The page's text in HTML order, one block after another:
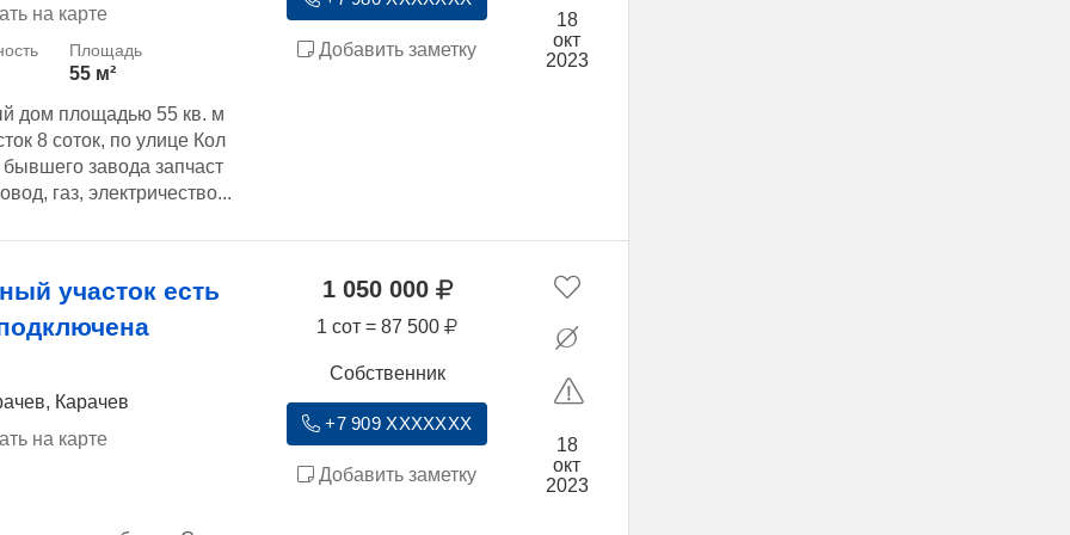
на карте
55 м²
дом площадью 55 кв. м
8 соток, по улице Кол
завода запчаст
газ, электричество...
Добавить заметку
18
окт
2023
участок есть
Карачев
на карте
1 050 000
1 сот = 87 500
Собственник
+7 909 XXXXXXX
Добавить заметку
18
окт
2023